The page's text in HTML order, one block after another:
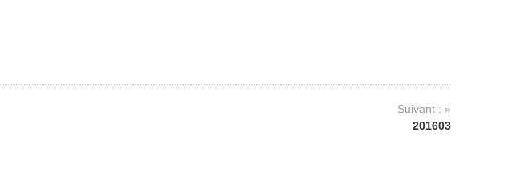
Suivant : »
201603